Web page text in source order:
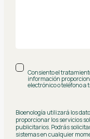
Consiento el
información
electrónico o teléfono a
Bioenología utilizará los
proporcionar los servicios
publicitarios. Podrás
sistemas en cualquier